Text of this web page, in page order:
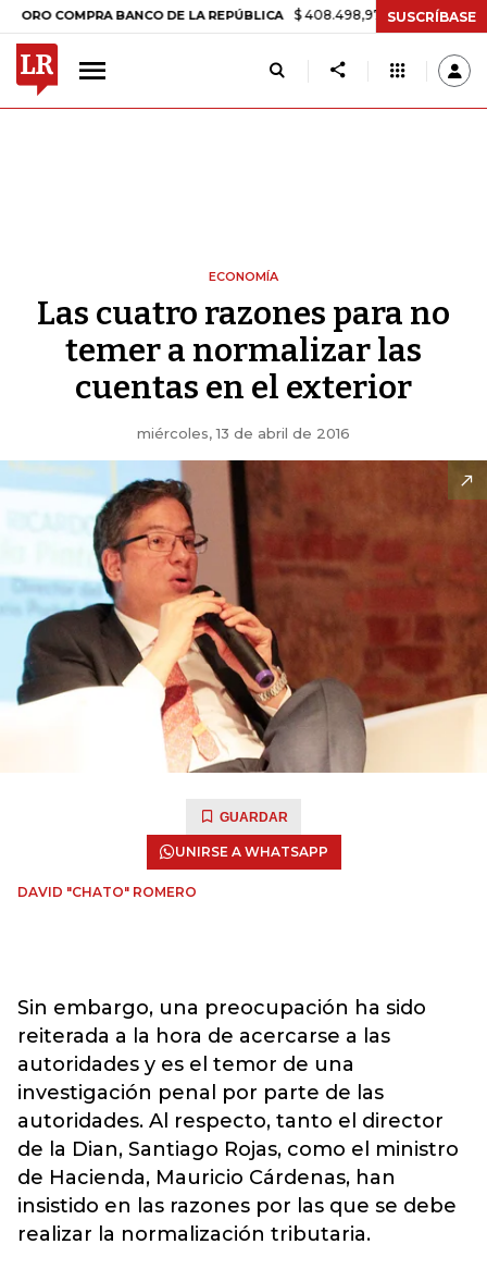
BANCO DE LA REPÚBLICA $ 408.498,97 +$ 8.753,81 +2,19%
SUSCRÍBASE
ECONOMÍA
Las cuatro razones para no
temer a normalizar las
cuentas en el exterior
miércoles, 13 de abril de 2016
GUARDAR
UNIRSE A WHATSAPP
DAVID "CHATO" ROMERO
Sin embargo, una preocupación ha sido
reiterada a la hora de acercarse a las
autoridades y es el temor de una
investigación penal por parte de las
autoridades. Al respecto, tanto el director
de la Dian, Santiago Rojas, como el ministro
de Hacienda, Mauricio Cárdenas, han
insistido en las razones por las que se debe
realizar la normalización tributaria.